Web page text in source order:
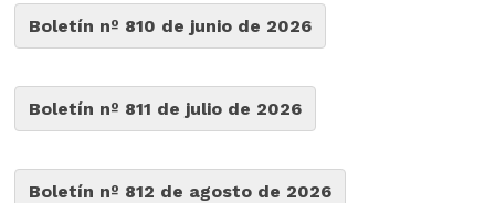
Boletín nº 810 de junio de 2026
Boletín nº 811 de julio de 2026
Boletín nº 812 de agosto de 2026